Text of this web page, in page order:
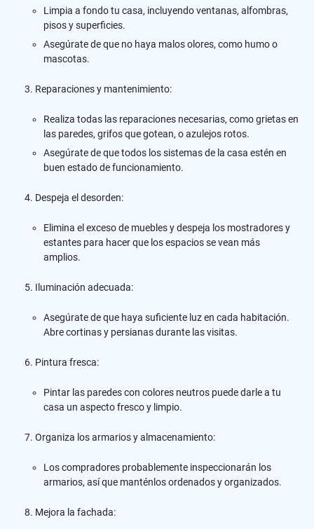
Limpia a fondo tu casa, incluyendo ventanas, alfombras,
pisos y superficies.
Asegúrate de que no haya malos olores, como humo o
mascotas.
Reparaciones y mantenimiento:
Realiza todas las reparaciones necesarias, como grietas en
las paredes, grifos que gotean, o azulejos rotos.
Asegúrate de que todos los sistemas de la casa estén en
buen estado de funcionamiento.
Despeja el desorden:
Elimina el exceso de muebles y despeja los mostradores y
estantes para hacer que los espacios se vean más
amplios.
Iluminación adecuada:
Asegúrate de que haya suficiente luz en cada habitación.
Abre cortinas y persianas durante las visitas.
Pintura fresca:
Pintar las paredes con colores neutros puede darle a tu
casa un aspecto fresco y limpio.
Organiza los armarios y almacenamiento:
Los compradores probablemente inspeccionarán los
armarios, así que manténlos ordenados y organizados.
Mejora la fachada: